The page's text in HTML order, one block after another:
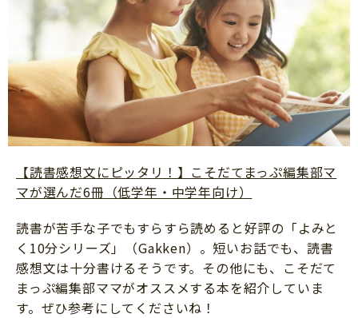
【読書感想文にピッタリ！】こそだてまっぷ編集部マ
マが選んだ6冊（低学年・中学年向け）
読書が苦手な子でもすらすら読めると好評の「よみと
く10分シリーズ」（Gakken）。短いお話でも、読書
感想文は十分書けるそうです。その他にも、こそだて
まっぷ編集部ママがオススメする本を紹介していま
す。ぜひ参考にしてくださいね！